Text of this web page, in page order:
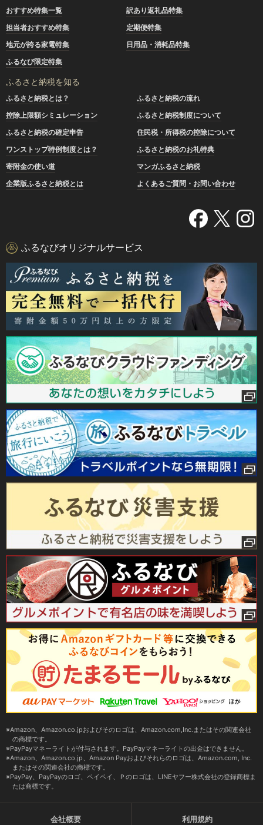
おすすめ特集一覧
訳あり返礼品特集
担当者おすすめ特集
定期便特集
地元が誇る家電特集
日用品・消耗品特集
ふるなび限定特集
ふるさと納税を知る
ふるさと納税とは？
ふるさと納税の流れ
控除上限額シミュレーション
ふるさと納税制度について
ふるさと納税の確定申告
住民税・所得税の控除について
ワンストップ特例制度とは？
ふるさと納税のお礼特典
寄附金の使い道
マンガふるさと納税
企業版ふるさと納税とは
よくあるご質問・お問い合わせ
ふるなびオリジナルサービス
Amazon、Amazon.co.jpおよびそのロゴは、Amazon.com,Inc.またはその関連会社
の商標です。
PayPayマネーライトが付与されます。PayPayマネーライトの出金はできません。
Amazon、Amazon.co.jp、Amazon Payおよびそれらのロゴは、Amazon.com, Inc.
またはその関連会社の商標です。
PayPay、PayPayのロゴ、ペイペイ、Ｐのロゴは、LINEヤフー株式会社の登録商標ま
たは商標です。
会社概要 利用規約